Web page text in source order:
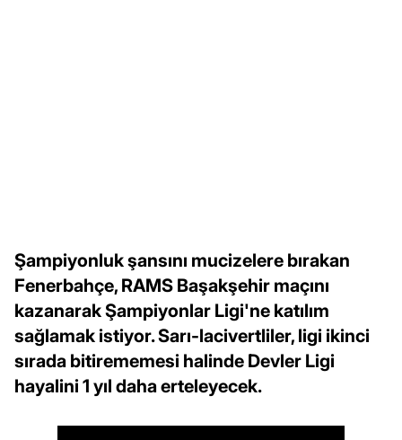
Şampiyonluk şansını mucizelere bırakan
Fenerbahçe, RAMS Başakşehir maçını
kazanarak Şampiyonlar Ligi'ne katılım
sağlamak istiyor. Sarı-lacivertliler, ligi ikinci
sırada bitirememesi halinde Devler Ligi
hayalini 1 yıl daha erteleyecek.